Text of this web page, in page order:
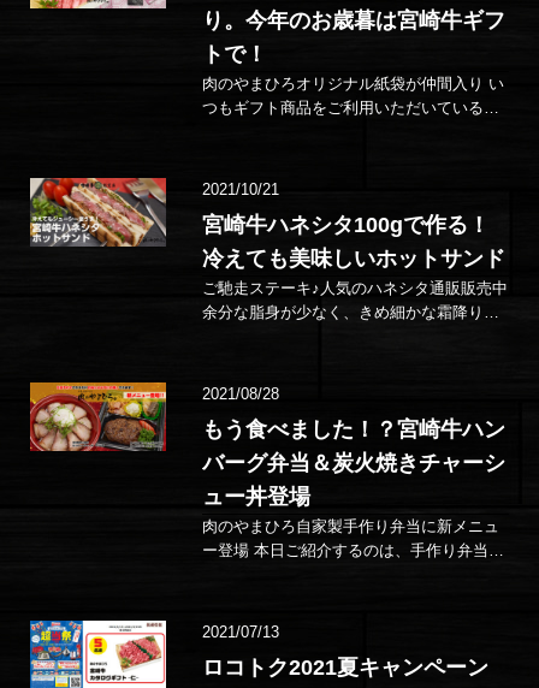
り。今年のお歳暮は宮崎牛ギフ
トで！
肉のやまひろオリジナル紙袋が仲間入り い
つもギフト商品をご利用いただいている皆
2021/10/21
宮崎牛ハネシタ100gで作る！
冷えても美味しいホットサンド
ご馳走ステーキ♪人気のハネシタ通販販売中
余分な脂身が少なく、きめ細かな霜降りが
2021/08/28
もう食べました！？宮崎牛ハン
バーグ弁当＆炭火焼きチャーシ
ュー丼登場
肉のやまひろ自家製手作り弁当に新メニュ
ー登場 本日ご紹介するのは、手作り弁当の
2021/07/13
ロコトク2021夏キャンペーン